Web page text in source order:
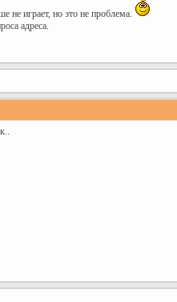
не играет, но это не проблема.
адреса.